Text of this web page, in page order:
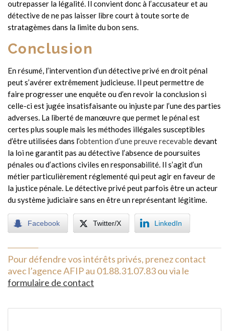
outrepasser la légalité. Il convient donc à l’accusateur et au
détective de ne pas laisser libre court à toute sorte de
stratagèmes dans la limite du bon sens.
Conclusion
En résumé, l’intervention d’un détective privé en droit pénal
peut s’avérer extrêmement judicieuse. Il peut permettre de
faire progresser une enquête ou d’en revoir la conclusion si
celle-ci est jugée insatisfaisante ou injuste par l’une des parties
adverses. La liberté de manœuvre que permet le pénal est
certes plus souple mais les méthodes illégales susceptibles
d’être utilisées dans l’obtention d’une preuve recevabledevant
la loi ne garantit pas au détective l’absence de poursuites
pénales ou d’actions civiles en responsabilité. Il s’agit d’un
métier particulièrement réglementé qui peut agir en faveur de
la justice pénale. Le détective privé peut parfois être un acteur
du système judiciaire sans en être un représentant légitime.
Facebook Twitter/X LinkedIn
Pour défendre vos intérêts privés, prenez contact
avec l’agence AFIP au 01.88.31.07.83 ou via le
formulaire de contact